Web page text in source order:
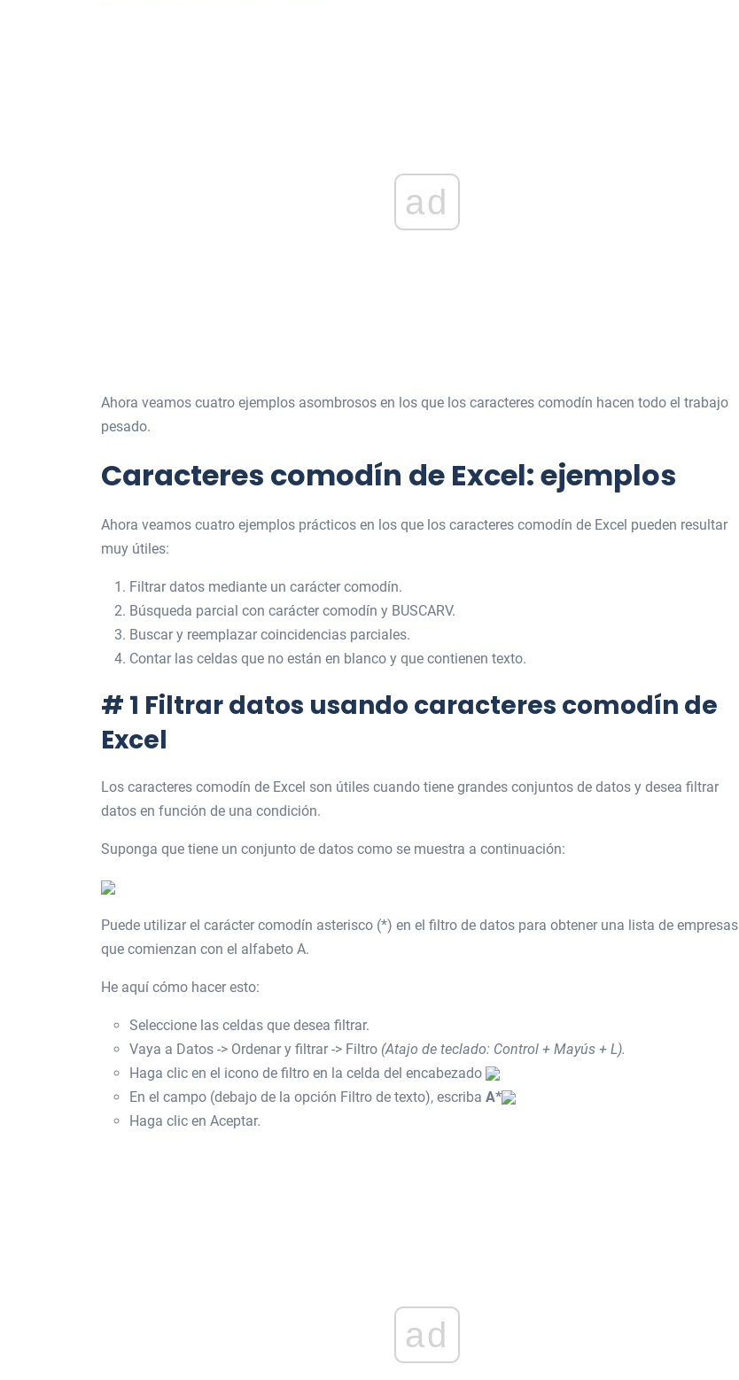
ad
Ahora veamos cuatro ejemplos asombrosos en los que los caracteres comodín hacen todo el trabajo
pesado.
Caracteres comodín de Excel: ejemplos
Ahora veamos cuatro ejemplos prácticos en los que los caracteres comodín de Excel pueden resultar
muy útiles:
Filtrar datos mediante un carácter comodín.
Búsqueda parcial con carácter comodín y BUSCARV.
Buscar y reemplazar coincidencias parciales.
Contar las celdas que no están en blanco y que contienen texto.
# 1 Filtrar datos usando caracteres comodín de
Excel
Los caracteres comodín de Excel son útiles cuando tiene grandes conjuntos de datos y desea filtrar
datos en función de una condición.
Suponga que tiene un conjunto de datos como se muestra a continuación:
Puede utilizar el carácter comodín asterisco (*) en el filtro de datos para obtener una lista de empresas
que comienzan con el alfabeto A.
He aquí cómo hacer esto:
Seleccione las celdas que desea filtrar.
Vaya a Datos -> Ordenar y filtrar -> Filtro (Atajo de teclado: Control + Mayús + L).
Haga clic en el icono de filtro en la celda del encabezado
En el campo (debajo de la opción Filtro de texto), escriba A*
Haga clic en Aceptar.
ad